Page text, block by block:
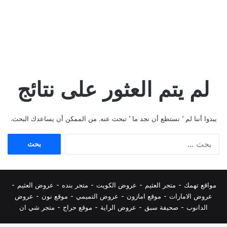
لم يتم العثور على نتائج
يبدوا أننا لم ’ نستطع أن نجد ما ’ تبحث عنه. من الممكن أن يساعدك البحث.
مواقع تهمك - متجر العثيم - عروض الكويت - متجر بنده - عروض العثيم -
عروض الامارات - موقع امازون - عروض التميمي - موقع نون - عروض
الدانوب - صحيفة سبق - عروض الراية - موقع حراج - متجر شي ان